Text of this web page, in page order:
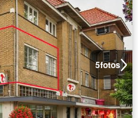
5fotos